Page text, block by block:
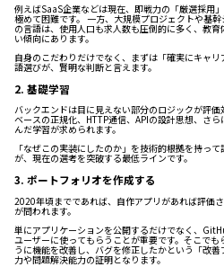
例えばSaaS企業などは現在、即戦力の「厳選採用
極めて困難です。 一方、大規模プロジェクトや基
の言語は、使用人口も求人数も圧倒的に多く、教
い傾向にあります。
自身のこだわりだけでなく、まずは「確実にキャ
語選びが、賢明な判断と言えます。
2. 基礎学習
バックエンドは目に見えない部分のロジックが評
ベースの正規化、HTTP通信、APIの設計思想、さ
んだ学習が求められます。
「なぜこの実装にしたのか」を技術的根拠を持っ
が、現在の選考を突破する最低ラインです。
3. ポートフォリオを作成する
2020年頃までであれば、自作アプリがあれば評価
が問われます。
単にアプリケーションを公開するだけでなく、
ユーザーに使ってもらうことが重要です。そこで
うに機能を改善し、バグを修正したかという「改
力や問題解決能力の証明となります。